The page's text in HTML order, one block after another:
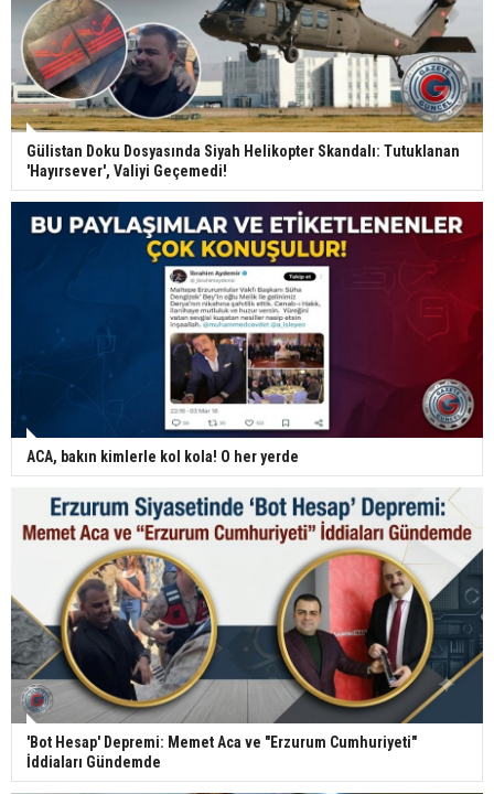
Gülistan Doku Dosyasında Siyah Helikopter Skandalı: Tutuklanan
'Hayırsever', Valiyi Geçemedi!
ACA, bakın kimlerle kol kola! O her yerde
'Bot Hesap' Depremi: Memet Aca ve "Erzurum Cumhuriyeti"
İddiaları Gündemde